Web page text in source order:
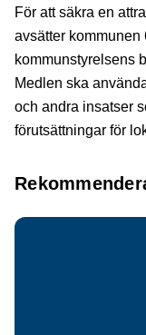
För att säkra en
avsätter kommunen
kommunstyrelsens
Medlen ska
och andra insatser
förutsättningar för